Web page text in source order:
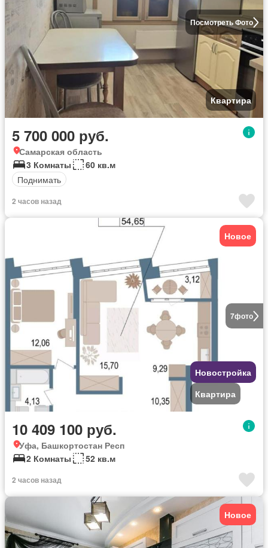
Посмотреть Фото
Квартира
5 700 000 руб.
Самарская область
3 Комнаты
60 кв.м
Поднимать
2 часов назад
7фото
Новое
Новостройка
Квартира
10 409 100 руб.
Уфа, Башкортостан Респ
2 Комнаты
52 кв.м
2 часов назад
Новое